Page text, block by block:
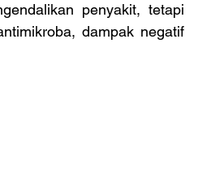
penyakit, tetapi
dampak negatif